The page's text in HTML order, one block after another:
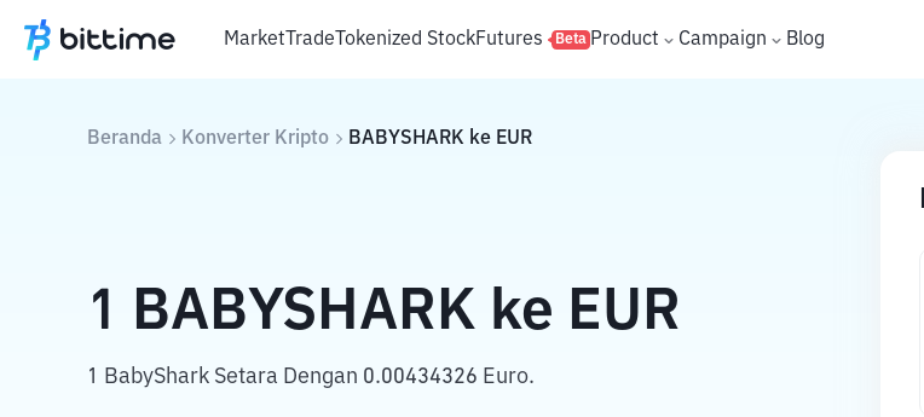
MarketTradeTokenized StockFutures Beta Product Campaign Blog
Beranda Konverter Kripto BABYSHARK ke EUR
1 BABYSHARK ke EUR
1 BabyShark Setara Dengan 0.00434326 Euro.